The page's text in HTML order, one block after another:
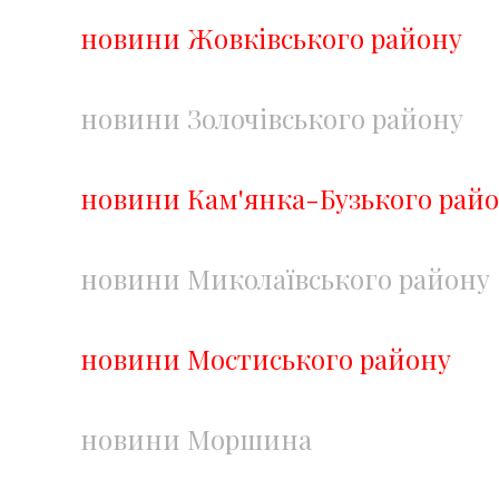
новини Жовківського району
новини Золочівського району
новини Кам'янка-Бузького
новини Миколаївського району
новини Мостиського району
новини Моршина